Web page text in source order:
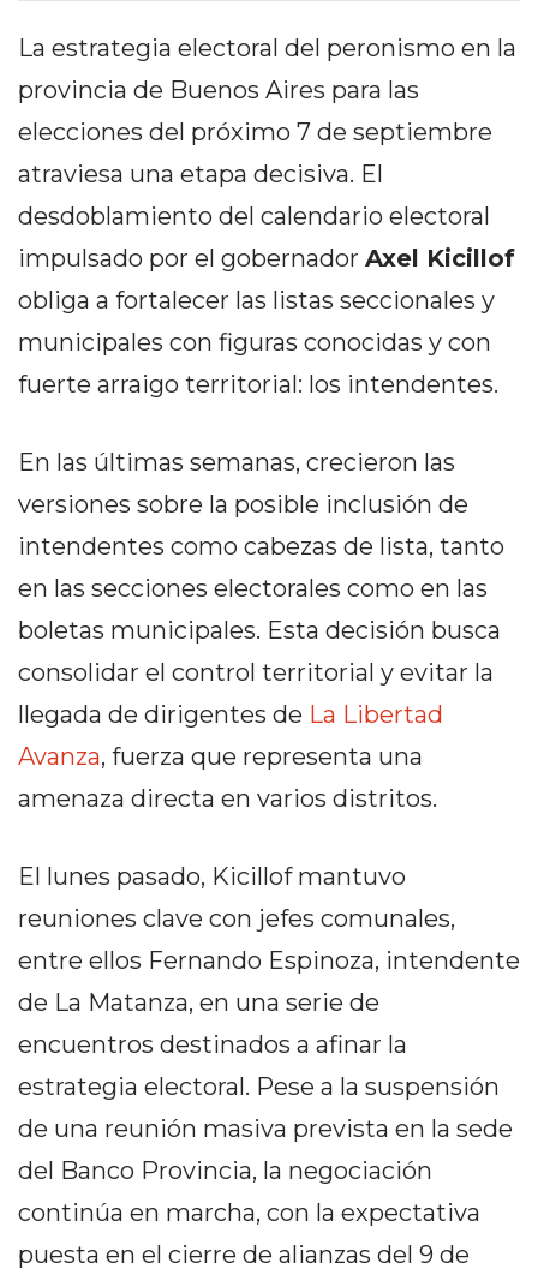
TIENDA ONLINE GRATIS
CHANGUITO.COM.AR VS
OTRAS PLATAFORMAS DE
VENTA POR WHATSAPP
CÓMO RECIBIR PEDIDOS
DE COMIDA POR
WHATSAPP: LA GUÍA
DEFINITIVA PARA
RESTAURANTES Y
DELIVERIES
CÓMO ORGANIZAR LOS
PEDIDOS DE DELIVERY
AYUDA
TÉRMINOS
Y
DE
PRIVACIDAD
SITIO
DIARIO
TAPA
La estrategia electoral del peronismo en la
provincia de Buenos Aires para las
elecciones del próximo 7 de septiembre
atraviesa una etapa decisiva. El
desdoblamiento del calendario electoral
impulsado por el gobernador Axel Kicillof
obliga a fortalecer las listas seccionales y
municipales con figuras conocidas y con
fuerte arraigo territorial: los intendentes.
En las últimas semanas, crecieron las
versiones sobre la posible inclusión de
intendentes como cabezas de lista, tanto
en las secciones electorales como en las
boletas municipales. Esta decisión busca
consolidar el control territorial y evitar la
llegada de dirigentes de La Libertad
Avanza, fuerza que representa una
amenaza directa en varios distritos.
El lunes pasado, Kicillof mantuvo
reuniones clave con jefes comunales,
entre ellos Fernando Espinoza, intendente
de La Matanza, en una serie de
encuentros destinados a afinar la
estrategia electoral. Pese a la suspensión
de una reunión masiva prevista en la sede
del Banco Provincia, la negociación
continúa en marcha, con la expectativa
puesta en el cierre de alianzas del 9 de